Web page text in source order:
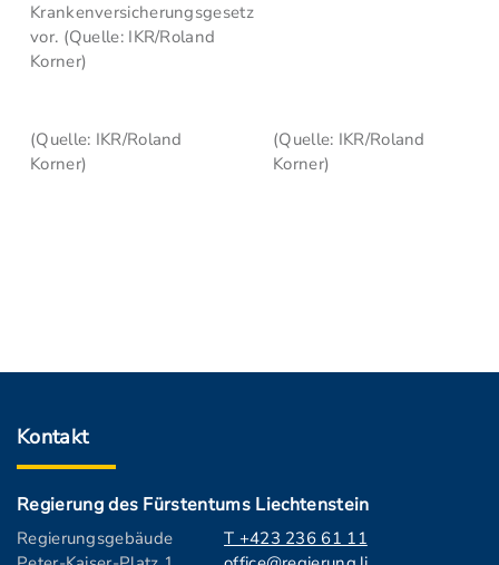
Krankenversicherungsgesetz
vor. (Quelle: IKR/Roland
Korner)
(Quelle: IKR/Roland
Korner)
(Quelle: IKR/Roland
Korner)
Kontakt
Regierung des Fürstentums Liechtenstein
Regierungsgebäude
T +423 236 61 11